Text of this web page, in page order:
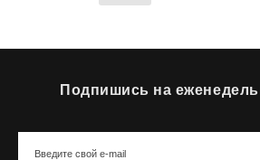
Подпишись на